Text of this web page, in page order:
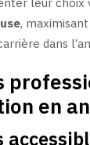
leur choix
,
dans
en